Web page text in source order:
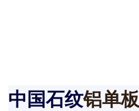
中国石纹铝单板